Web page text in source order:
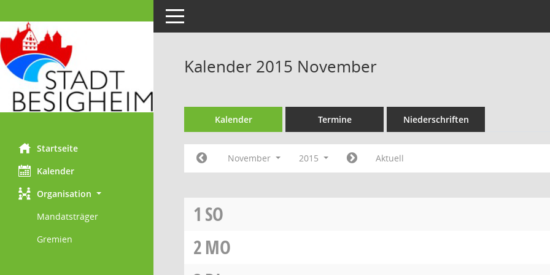
Startseite
Kalender
Organisation
Mandatsträger
Gremien
Toggle navigation
Kalender 2015 November
Kalender Termine Niederschriften
November 2015 Aktuell
1 SO
2MO